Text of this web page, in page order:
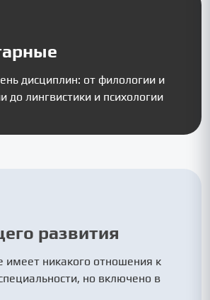
дисциплин: от филологии и
до лингвистики и психологии
развития
имеет никакого отношения к
но включено в